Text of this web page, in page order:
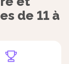
de 11 à